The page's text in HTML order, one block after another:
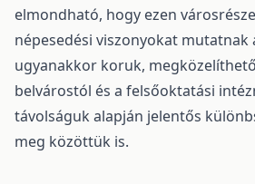
elmondható, hogy ezen
népesedési viszonyokat mutatnak
ugyanakkor koruk,
belvárostól és a felsőoktatási
távolságuk alapján jelentős
meg közöttük is.